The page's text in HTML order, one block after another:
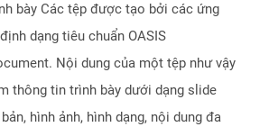
bày Các tệp được tạo bởi các ứng
dạng tiêu chuẩn OASIS
Nội dung của một tệp như vậy
thông tin trình bày dưới dạng slide
hình ảnh, hình dạng, nội dung đa